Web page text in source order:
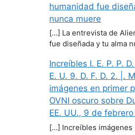
humanidad fue
nunca muere
[…] La entrevista de
fue diseñada y tu alma
Increíbles I. E. P. P.
E. U. 9. D. F. D. 2. |.
imágenes en primer
OVNI oscuro sobre
EE. UU., 9 de
[…] Increíbles imágenes